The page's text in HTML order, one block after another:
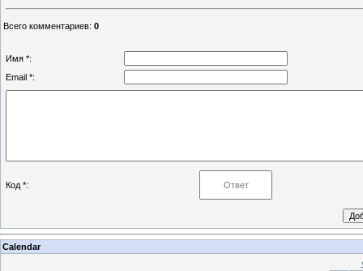
Всего комментариев: 0
Имя *:
Email *:
Код *:
Calendar